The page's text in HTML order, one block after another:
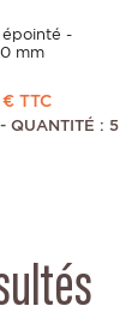
épointé -
mm
TTC
- QUANTITÉ : 5